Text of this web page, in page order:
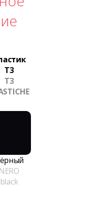
T3
T3
NERO
black